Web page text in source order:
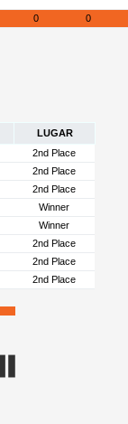
0 0
LUGAR
2nd Place
2nd Place
2nd Place
Winner
Winner
2nd Place
2nd Place
2nd Place